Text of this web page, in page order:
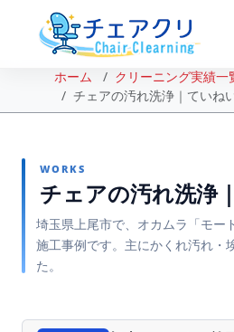
ホーム
クリーニング実績一
チェアの汚れ洗浄｜ていね
WORKS
チェアの汚れ洗浄
埼玉県上尾市で、オカムラ「モー
施工事例です。主にかくれ汚れ・
た。